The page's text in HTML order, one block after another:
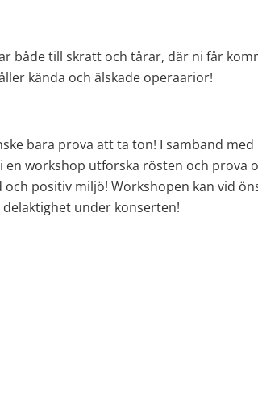
både till skratt och tårar, där ni får
kända och älskade operaarior!
bara prova att ta ton! I samband med
workshop utforska rösten och prova
positiv miljö! Workshopen kan vid
under konserten!